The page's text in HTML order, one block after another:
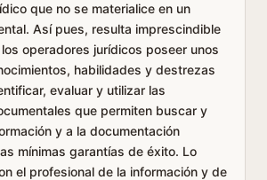
que no se materialice en un
Así pues, resulta imprescindible
operadores jurídicos poseer unos
habilidades y destrezas
evaluar y utilizar las
que permiten buscar y
y a la documentación
mínimas garantías de éxito. Lo
el profesional de la información y de